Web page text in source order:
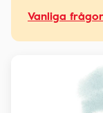
Vanliga